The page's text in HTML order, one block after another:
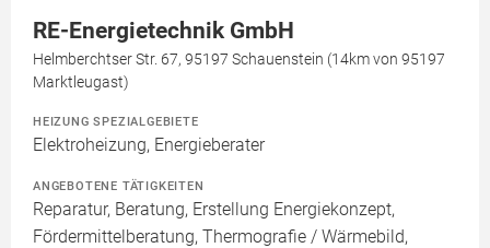
RE-Energietechnik GmbH
Helmberchtser Str. 67, 95197 Schauenstein (14km von 95197
Marktleugast)
HEIZUNG SPEZIALGEBIETE
Elektroheizung, Energieberater
ANGEBOTENE TÄTIGKEITEN
Reparatur, Beratung, Erstellung Energiekonzept,
Fördermittelberatung, Thermografie / Wärmebild,